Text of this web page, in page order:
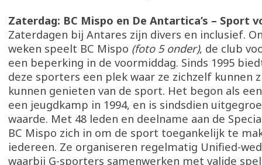
Zaterdag: BC Mispo en De Antartica’s – Sport
Zaterdagen bij Antares zijn divers en inclusief.
weken speelt BC Mispo (foto 5 onder), de club
een beperking in de voormiddag. Sinds 1995
deze sporters een plek waar ze zichzelf kunnen
kunnen genieten van de sport. Het begon als
een jeugdkamp in 1994, en is sindsdien
waarde. Met 48 leden en deelname aan de
BC Mispo zich in om de sport toegankelijk te
iedereen. Ze organiseren regelmatig Unified-
waarbij G-sporters samenwerken met valide